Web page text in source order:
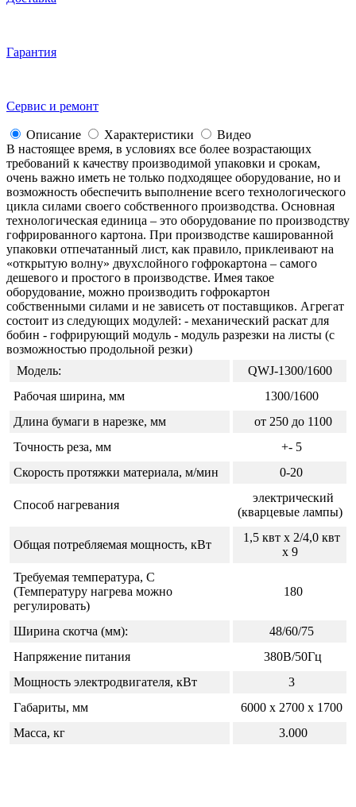
Гарантия
Сервис и ремонт
Описание Характеристики
Видео
В настоящее время, в условиях все более возрастающих
требований к качеству производимой упаковки и срокам,
очень важно иметь не только подходящее оборудование, но и
возможность обеспечить выполнение всего технологического
цикла силами своего собственного производства. Основная
технологическая единица – это оборудование по производству
гофрированного картона. При производстве кашированной
упаковки отпечатанный лист, как правило, приклеивают на
«открытую волну» двухслойного гофрокартона – самого
дешевого и простого в производстве. Имея такое
оборудование, можно производить гофрокартон
собственными силами и не зависеть от поставщиков. Агрегат
состоит из следующих модулей: - механический раскат для
бобин - гофрирующий модуль - модуль разрезки на листы (с
возможностью продольной резки)
Модель:
QWJ-1300/1600
Рабочая ширина, мм
1300/1600
Длина бумаги в нарезке, мм
от 250 до 1100
Точность реза, мм
+- 5
Скорость протяжки материала, м/мин
0-20
Способ нагревания
электрический
(кварцевые лампы)
Общая потребляемая мощность, кВт
1,5 квт х 2/4,0 квт
х 9
Требуемая температура, С
(Температуру нагрева можно
регулировать)
180
Ширина скотча (мм):
48/60/75
Напряжение питания
380В/50Гц
Мощность электродвигателя, кВт
3
Габариты, мм
6000 х 2700 х 1700
Масса, кг
3.000